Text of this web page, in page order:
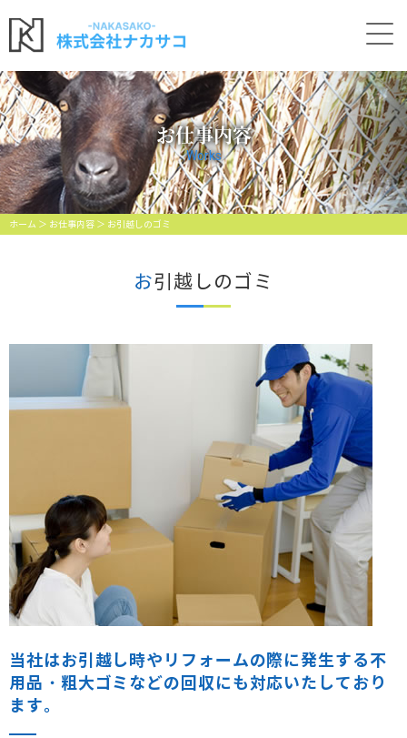
お仕事内容
Works
ホーム ＞ お仕事内容 ＞ お引越しのゴミ
お引越しのゴミ
当社はお引越し時やリフォームの際に発生する不
用品・粗大ゴミなどの回収にも対応いたしており
ます。